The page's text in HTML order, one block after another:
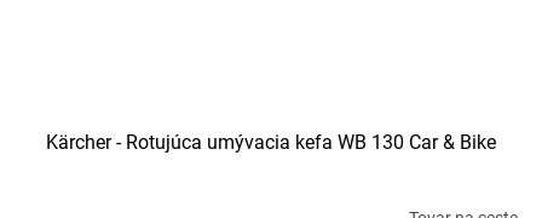
Kärcher - Rotujúca umývacia kefa WB 130 Car & Bike